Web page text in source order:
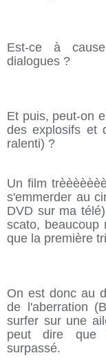
Est-ce à
dialogues ?
Et puis, peut-on
des explosifs et
ralenti) ?
Un film
s'emmerder au
DVD sur ma
scato, beaucoup
que la première
On est donc au
de l'aberration
surfer sur une
peut dire que
surpassé.